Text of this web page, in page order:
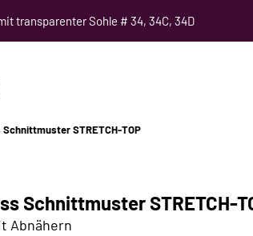
transparenter Sohle # 34, 34C, 34D
STRETCH-TOP
Schnittmuster STRETCH-
Abnähern